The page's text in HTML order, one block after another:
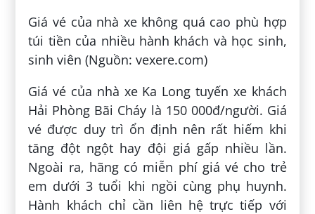
Giá vé của nhà xe không quá cao phù hợp
túi tiền của nhiều hành khách và học sinh,
sinh viên (Nguồn: vexere.com)
Giá vé của nhà xe Ka Long tuyến xe khách
Hải Phòng Bãi Cháy là 150 000đ/người. Giá
vé được duy trì ổn định nên rất hiếm khi
tăng đột ngột hay đội giá gấp nhiều lần.
Ngoài ra, hãng có miễn phí giá vé cho trẻ
em dưới 3 tuổi khi ngồi cùng phụ huynh.
Hành khách chỉ cần liên hệ trực tiếp với